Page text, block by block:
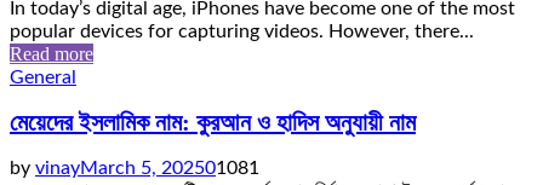
In today’s digital age, iPhones have become one of the most
popular devices for capturing videos. However, there...
Read more
General
মেয়েদের ইসলামিক নাম: কুরআন ও হাদিস অনুযায়ী নাম
by vinayMarch 5, 202501081